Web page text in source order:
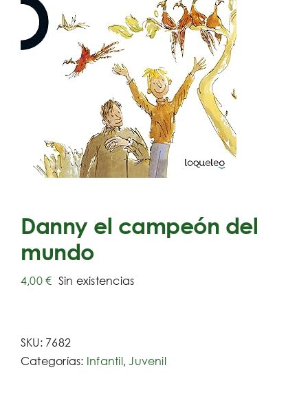
Danny el campeón del
mundo
4,00€ Sin existencias
SKU: 7682
Categorías: Infantil, Juvenil